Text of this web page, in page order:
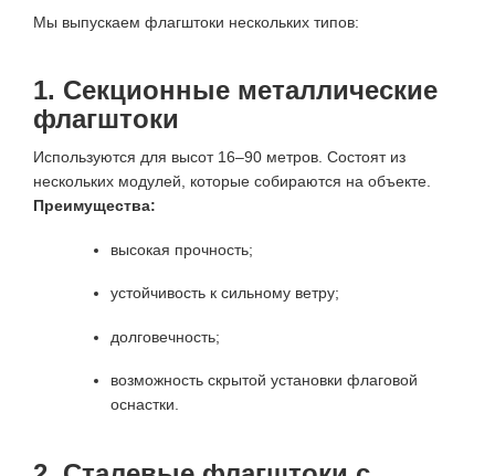
Мы выпускаем флагштоки нескольких типов:
1. Секционные металлические
флагштоки
Используются для высот 16–90 метров. Состоят из
нескольких модулей, которые собираются на объекте.
Преимущества:
высокая прочность;
устойчивость к сильному ветру;
долговечность;
возможность скрытой установки флаговой
оснастки.